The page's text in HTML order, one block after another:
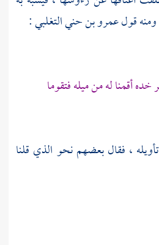
ومنه قولعمرو بن حني التغلبي:
خده أقمنا له من ميله فتقوما
، فقال بعضهم نحو الذي قلنا